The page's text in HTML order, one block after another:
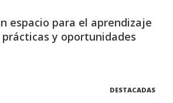
espacio para el aprendizaje
y oportunidades
DESTACADAS